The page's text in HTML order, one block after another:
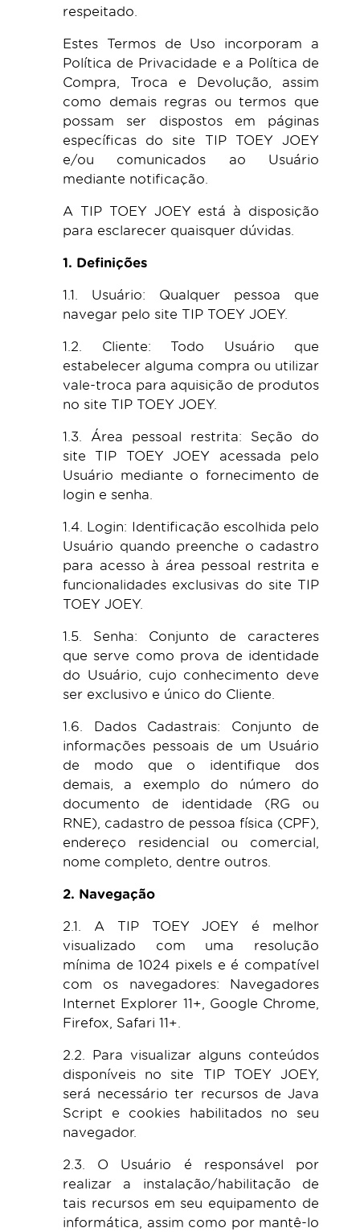
respeitado.
Estes Termos de Uso incorporam a
Política de Privacidade e a Política de
Compra, Troca e Devolução, assim
como demais regras ou termos que
possam ser dispostos em páginas
específicas do site TIP TOEY JOEY
e/ou comunicados ao Usuário
mediante notificação.
A TIP TOEY JOEY está à disposição
para esclarecer quaisquer dúvidas.
1. Definições
1.1. Usuário: Qualquer pessoa que
navegar pelo site TIP TOEY JOEY.
1.2. Cliente: Todo Usuário que
estabelecer alguma compra ou utilizar
vale-troca para aquisição de produtos
no site TIP TOEY JOEY.
1.3. Área pessoal restrita: Seção do
site TIP TOEY JOEY acessada pelo
Usuário mediante o fornecimento de
login e senha.
1.4. Login: Identificação escolhida pelo
Usuário quando preenche o cadastro
para acesso à área pessoal restrita e
funcionalidades exclusivas do site TIP
TOEY JOEY.
1.5. Senha: Conjunto de caracteres
que serve como prova de identidade
do Usuário, cujo conhecimento deve
ser exclusivo e único do Cliente.
1.6. Dados Cadastrais: Conjunto de
informações pessoais de um Usuário
de modo que o identifique dos
demais, a exemplo do número do
documento de identidade (RG ou
RNE), cadastro de pessoa física (CPF),
endereço residencial ou comercial,
nome completo, dentre outros.
2. Navegação
2.1. A TIP TOEY JOEY é melhor
visualizado com uma resolução
mínima de 1024 pixels e é compatível
com os navegadores: Navegadores
Internet Explorer 11+, Google Chrome,
Firefox, Safari 11+.
2.2. Para visualizar alguns conteúdos
disponíveis no site TIP TOEY JOEY,
será necessário ter recursos de Java
Script e cookies habilitados no seu
navegador.
2.3. O Usuário é responsável por
realizar a instalação/habilitação de
tais recursos em seu equipamento de
informática, assim como por mantê-lo